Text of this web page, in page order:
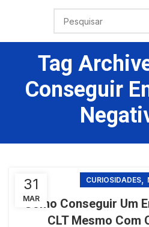
Tag
Conseguir
31
MAR
CURIOSIDADES,
Como Conseguir Um
CLT Mesmo Com